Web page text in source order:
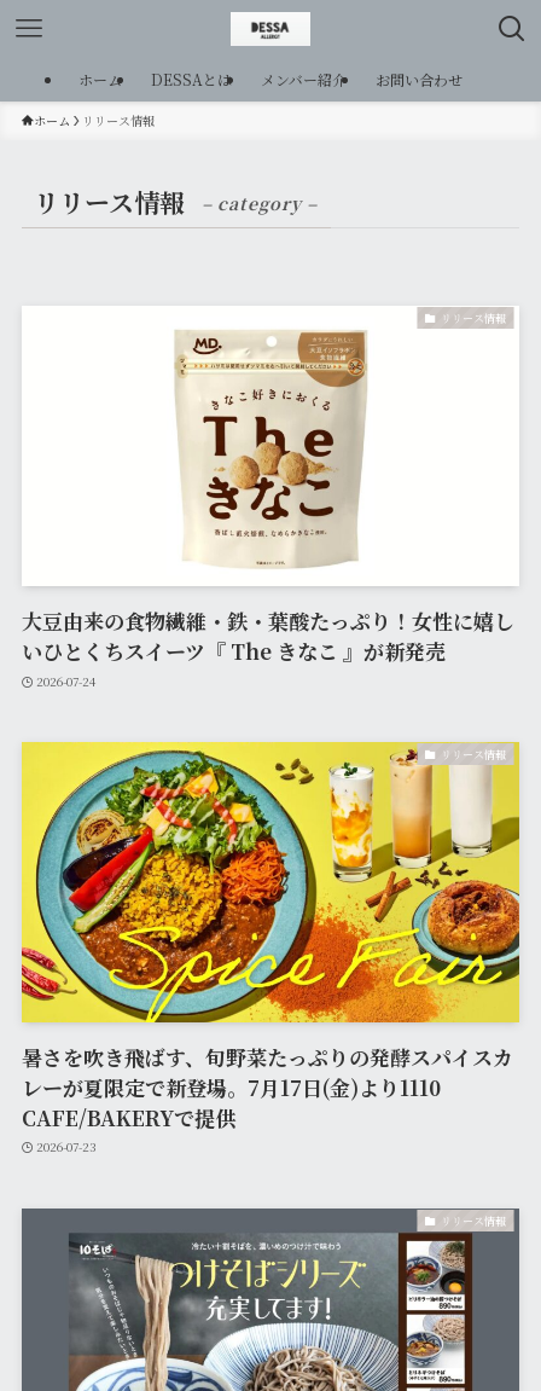
ホーム DESSAとは メンバー紹介 お問い合わせ
ホーム リリース情報
リリース情報 – category –
リリース情報
大豆由来の食物繊維・鉄・葉酸たっぷり！女性に嬉し
いひとくちスイーツ『 The きなこ 』が新発売
2026-07-24
リリース情報
暑さを吹き飛ばす、旬野菜たっぷりの発酵スパイスカ
レーが夏限定で新登場。7月17日(金)より1110
CAFE/BAKERYで提供
2026-07-23
リリース情報